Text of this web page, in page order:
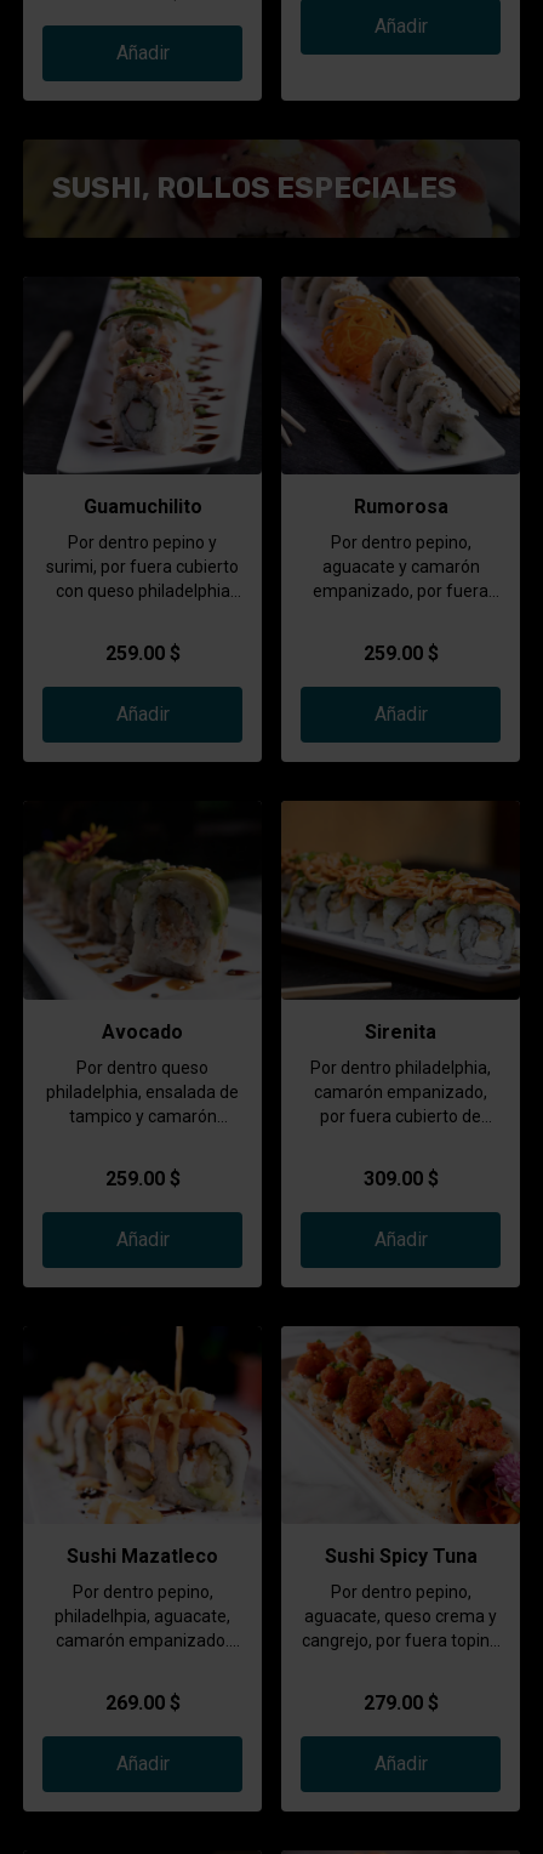
Añadir
Añadir
SUSHI, ROLLOS ESPECIALES
Guamuchilito
Por dentro pepino y
surimi, por fuera cubierto
con queso philadelphia
coronado con una
ensalada de tampico y
bañado en una salsa
especial
259.00 $
Añadir
Rumorosa
Por dentro pepino,
aguacate y camarón
empanizado, por fuera
philadelphia y ensalada
de tampico
259.00 $
Añadir
Avocado
Por dentro queso
philadelphia, ensalada de
tampico y camarón
cubierto de aguacate y
una salsa especial
259.00 $
Añadir
Sirenita
Por dentro philadelphia,
camarón empanizado,
por fuera cubierto de
ensalada de cangrejo,
bañado en salsa de
anguila y cilantro
309.00 $
Añadir
Sushi Mazatleco
Por dentro pepino,
philadelhpia, aguacate,
camarón empanizado.
salmón, cebollín, crocante
de camarón bañado en
salsa de anguila y chipotle
269.00 $
Añadir
Sushi Spicy Tuna
Por dentro pepino,
aguacate, queso crema y
cangrejo, por fuera toping
279.00 $
Añadir